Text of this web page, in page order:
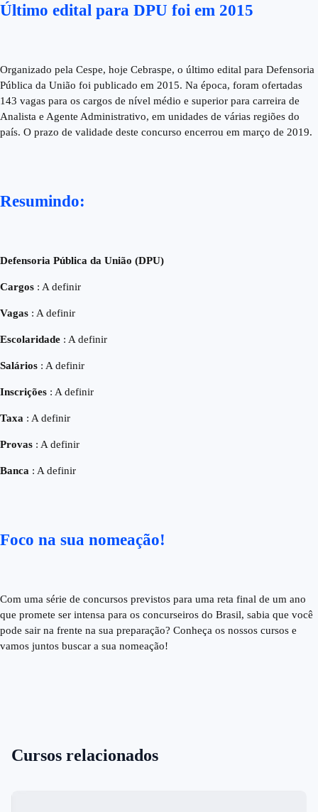
Último edital para DPU foi em 2015
Organizado pela Cespe, hoje Cebraspe, o último edital para Defensoria
Pública da União foi publicado em 2015. Na época, foram ofertadas
143 vagas para os cargos de nível médio e superior para carreira de
Analista e Agente Administrativo, em unidades de várias regiões do
país. O prazo de validade deste concurso encerrou em março de 2019.
Resumindo:
Defensoria Pública da União (DPU)
Cargos : A definir
Vagas : A definir
Escolaridade : A definir
Salários : A definir
Inscrições : A definir
Taxa : A definir
Provas : A definir
Banca : A definir
Foco na sua nomeação!
Com uma série de concursos previstos para uma reta final de um ano
que promete ser intensa para os concurseiros do Brasil, sabia que você
pode sair na frente na sua preparação? Conheça os nossos cursos e
vamos juntos buscar a sua nomeação!
Cursos relacionados